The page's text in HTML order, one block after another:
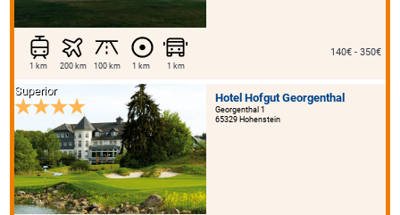
1 km 200 km 100 km 1 km 1 km
140€ - 350€
Hotel Hofgut Georgenthal
Georgenthal 1
65329 Hohenstein
Superior